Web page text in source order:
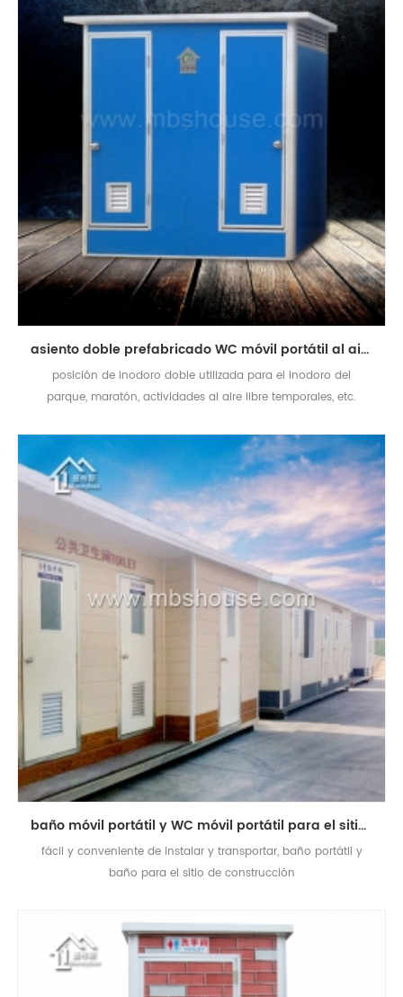
asiento doble prefabricado WC móvil portátil al aire libre
posición de inodoro doble utilizada para el inodoro del
parque, maratón, actividades al aire libre temporales, etc.
baño móvil portátil y WC móvil portátil para el sitio de construcción con precio bajo
fácil y conveniente de instalar y transportar, baño portátil y
baño para el sitio de construcción